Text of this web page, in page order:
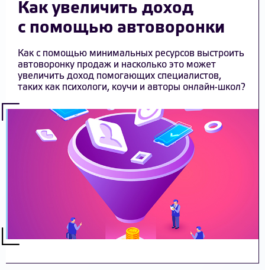
Как увеличить доход
с помощью автоворонки
Как с помощью минимальных ресурсов выстроить
автоворонку продаж и насколько это может
увеличить доход помогающих специалистов,
таких как психологи, коучи и авторы онлайн-школ?